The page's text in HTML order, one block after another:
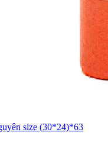
size (30*24)*63